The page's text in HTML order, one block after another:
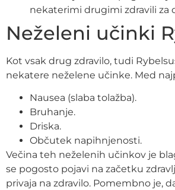
nekaterimi drugimi zdravili za
Neželeni učinki
Kot vsak drug zdravilo, tudi
nekatere neželene učinke. Med
Nausea (slaba tolažba).
Bruhanje.
Driska.
Občutek napihnjenosti.
Večina teh neželenih učinkov je
se pogosto pojavi na začetku
privaja na zdravilo. Pomembno je,